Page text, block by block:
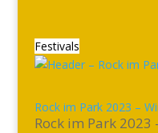
Festivals
Rock im Park 2023 –
Rock im Park